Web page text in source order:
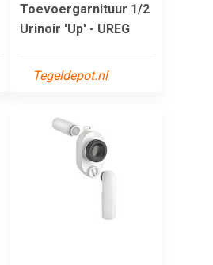
Toevoergarnituur 1/2
Urinoir 'Up' - UREG
Tegeldepot.nl